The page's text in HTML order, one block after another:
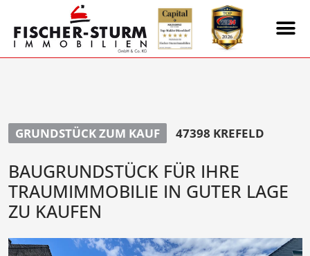
GRUNDSTÜCK ZUM KAUF 47398 KREFELD
BAUGRUNDSTÜCK FÜR IHRE
TRAUMIMMOBILIE IN GUTER LAGE
ZU KAUFEN